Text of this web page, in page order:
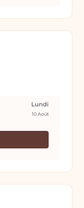
Lundi
10 Août